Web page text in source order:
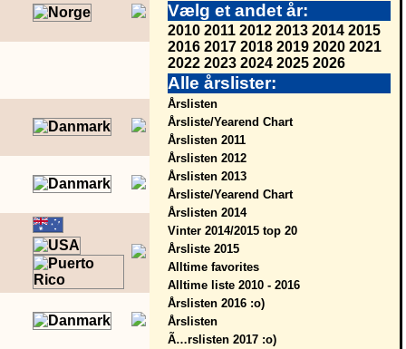
Vælg et andet år:
2010 2011 2012 2013 2014 2015
2016 2017 2018 2019 2020 2021
2022 2023 2024 2025 2026
Alle årslister:
Årslisten
Årsliste/Yearend Chart
Årslisten 2011
Årslisten 2012
Årslisten 2013
Årsliste/Yearend Chart
Årslisten 2014
Vinter 2014/2015 top 20
Årsliste 2015
Alltime favorites
Alltime liste 2010 - 2016
Årslisten 2016 :o)
Årslisten
Ã…rslisten 2017 :o)